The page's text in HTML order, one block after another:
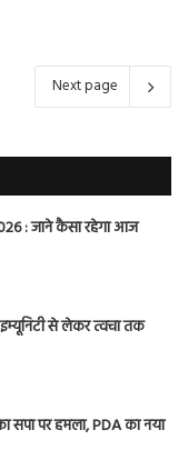
Next page
: जाने कैसा रहेगा आज
से लेकर त्वचा तक
सपा पर हमला, PDA का नया